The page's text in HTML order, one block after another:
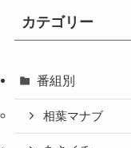
カテゴリー
番組別
相葉マナブ